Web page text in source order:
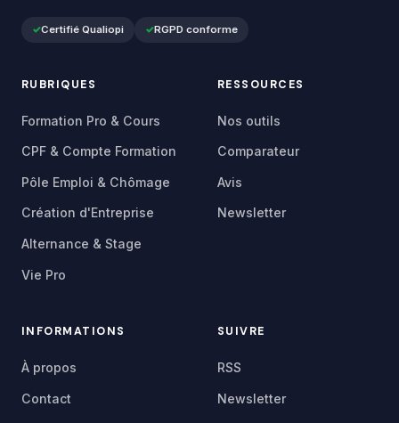
Certifié Qualiopi RGPD conforme
RUBRIQUES
Formation Pro & Cours
CPF & Compte Formation
Pôle Emploi & Chômage
Création d'Entreprise
Alternance & Stage
Vie Pro
RESSOURCES
Nos outils
Comparateur
Avis
Newsletter
INFORMATIONS
À propos
Contact
SUIVRE
RSS
Newsletter